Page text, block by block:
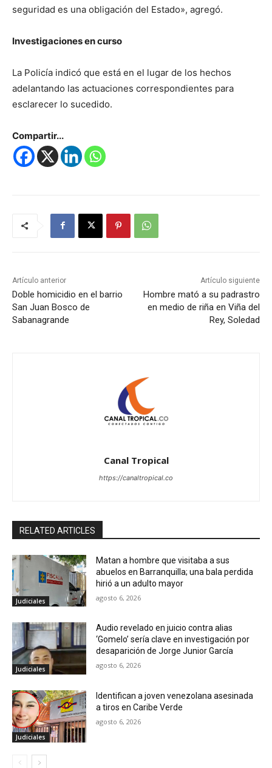
seguridad es una obligación del Estado», agregó.
Investigaciones en curso
La Policía indicó que está en el lugar de los hechos
adelantando las actuaciones correspondientes para
esclarecer lo sucedido.
Compartir...
Artículo anterior
Doble homicidio en el barrio
San Juan Bosco de
Sabanagrande
Artículo siguiente
Hombre mató a su padrastro
en medio de riña en Viña del
Rey, Soledad
Canal Tropical
https://canaltropical.co
RELATED ARTICLES
Judiciales
Matan a hombre que visitaba a sus
abuelos en Barranquilla; una bala perdida
hirió a un adulto mayor
agosto 6, 2026
Judiciales
Audio revelado en juicio contra alias
‘Gomelo’ sería clave en investigación por
desaparición de Jorge Junior García
agosto 6, 2026
Judiciales
Identifican a joven venezolana asesinada
a tiros en Caribe Verde
agosto 6, 2026